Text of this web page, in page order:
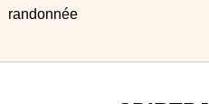
randonnée